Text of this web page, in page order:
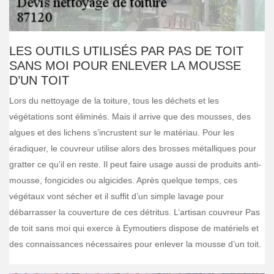
LES OUTILS UTILISÉS PAR PAS DE TOIT
SANS MOI POUR ENLEVER LA MOUSSE
D’UN TOIT
Lors du nettoyage de la toiture, tous les déchets et les
végétations sont éliminés. Mais il arrive que des mousses, des
algues et des lichens s’incrustent sur le matériau. Pour les
éradiquer, le couvreur utilise alors des brosses métalliques pour
gratter ce qu’il en reste. Il peut faire usage aussi de produits anti-
mousse, fongicides ou algicides. Après quelque temps, ces
végétaux vont sécher et il suffit d’un simple lavage pour
débarrasser la couverture de ces détritus. L’artisan couvreur Pas
de toit sans moi qui exerce à Eymoutiers dispose de matériels et
des connaissances nécessaires pour enlever la mousse d’un toit.